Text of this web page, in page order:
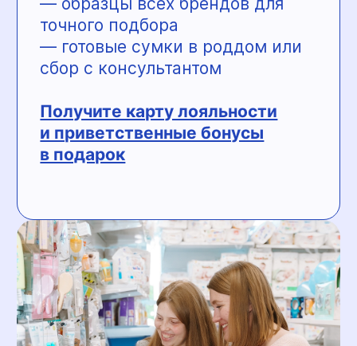
Преимущества «КОРОТЫШЕК»:
— игровые зоны для разных
возрастов, включая малышей
— формат праздников и дней
рождения «под ключ»
— возможность родителям
отдыхать со спокойной душой
— несколько центров в разных
районах Перми